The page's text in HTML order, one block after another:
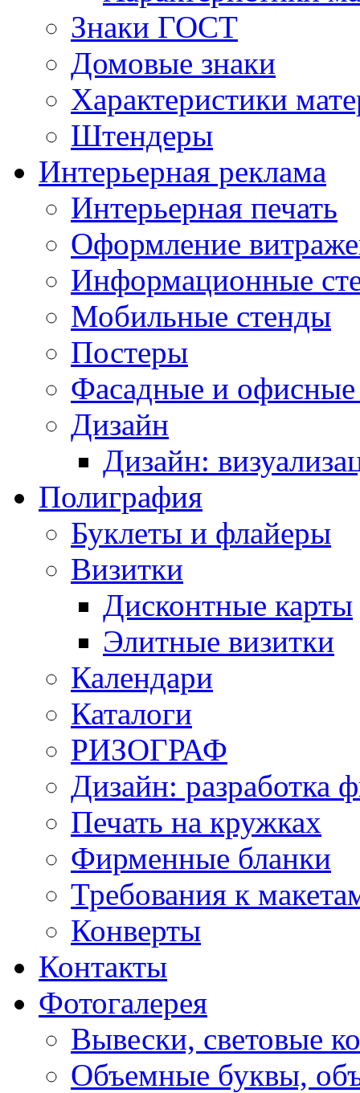
Знаки ГОСТ
Домовые знаки
Характеристики
Штендеры
Интерьерная реклама
Интерьерная печать
Оформление
Информационные
Мобильные стенды
Постеры
Фасадные и
Дизайн
Дизайн:
Полиграфия
Буклеты и флайеры
Визитки
Дисконтные карты
Элитные визитки
Календари
Каталоги
РИЗОГРАФ
Дизайн: разработка
Печать на кружках
Фирменные бланки
Требования к
Конверты
Контакты
Фотогалерея
Вывески, световые
Объемные буквы,